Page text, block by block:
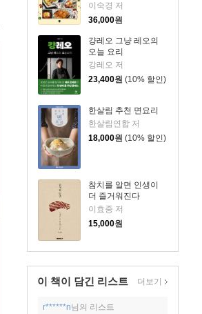
이숙경 저
36,000원
걍레오 그냥 레오의
오늘 요리
강레오 저
23,400원 (10% 할인)
한살림 추천 면요리
한살림연합 저
18,000원 (10% 할인)
참치를 알면 인생이
더 즐거워진다
이효중 저
15,000원
이 책이 담긴 리스트 더보기
r******n님의 리스트